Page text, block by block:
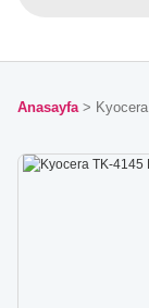
Anasayfa Kyocera